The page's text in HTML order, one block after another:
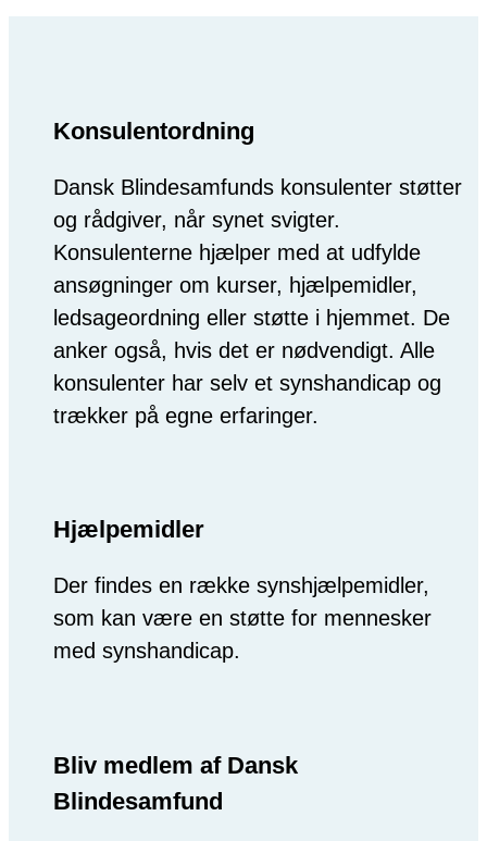
Konsulentordning
Dansk Blindesamfunds konsulenter støtter
og rådgiver, når synet svigter.
Konsulenterne hjælper med at udfylde
ansøgninger om kurser, hjælpemidler,
ledsageordning eller støtte i hjemmet. De
anker også, hvis det er nødvendigt. Alle
konsulenter har selv et synshandicap og
trækker på egne erfaringer.
Hjælpemidler
Der findes en række synshjælpemidler,
som kan være en støtte for mennesker
med synshandicap.
Bliv medlem af Dansk
Blindesamfund